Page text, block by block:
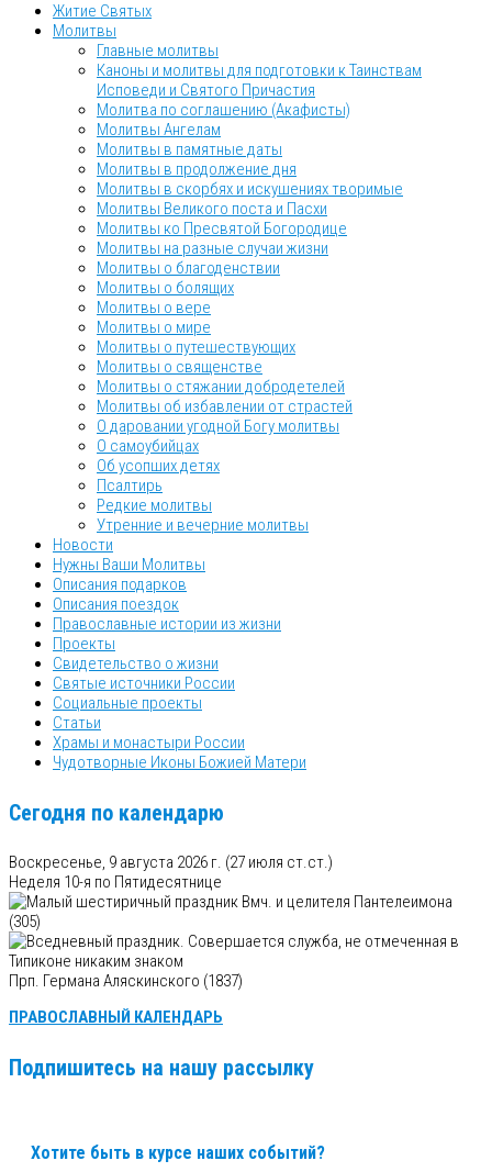
Житие Святых
Молитвы
Главные молитвы
Каноны и молитвы для подготовки к Таинствам
Исповеди и Святого Причастия
Молитва по соглашению (Акафисты)
Молитвы Ангелам
Молитвы в памятные даты
Молитвы в продолжение дня
Молитвы в скорбях и искушениях творимые
Молитвы Великого поста и Пасхи
Молитвы ко Пресвятой Богородице
Молитвы на разные случаи жизни
Молитвы о благоденствии
Молитвы о болящих
Молитвы о вере
Молитвы о мире
Молитвы о путешествующих
Молитвы о священстве
Молитвы о стяжании добродетелей
Молитвы об избавлении от страстей
О даровании угодной Богу молитвы
О самоубийцах
Об усопших детях
Псалтирь
Редкие молитвы
Утренние и вечерние молитвы
Новости
Нужны Ваши Молитвы
Описания подарков
Описания поездок
Православные истории из жизни
Проекты
Свидетельство о жизни
Святые источники России
Социальные проекты
Статьи
Храмы и монастыри России
Чудотворные Иконы Божией Матери
Сегодня по календарю
Воскресенье, 9 августа 2026 г. (27 июля ст.ст.)
Неделя 10-я по Пятидесятнице
Вмч. и целителя Пантелеимона
(305)
Прп. Германа Аляскинского (1837)
ПРАВОСЛАВНЫЙ КАЛЕНДАРЬ
Подпишитесь на нашу рассылку
Хотите быть в курсе наших событий?